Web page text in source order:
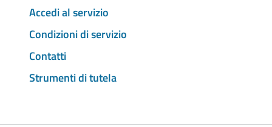
Accedi al servizio
Condizioni di servizio
Contatti
Strumenti di tutela